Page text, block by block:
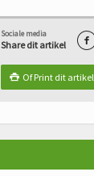
Sociale media
Share dit artikel 
 Of Print dit artikel